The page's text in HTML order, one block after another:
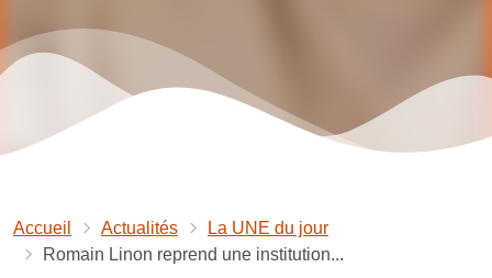
Accueil Actualités
La UNE du jour
Romain Linon reprend une institution...